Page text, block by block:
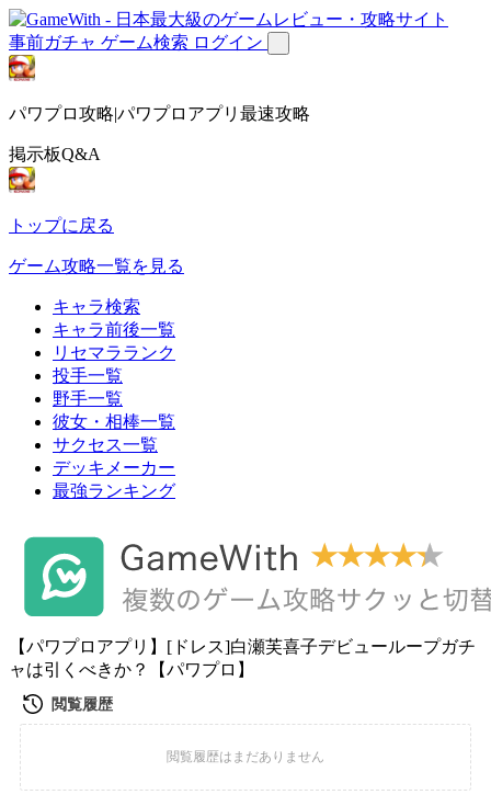
事前ガチャ ゲーム検索 ログイン
パワプロ攻略|パワプロアプリ最速攻略
掲示板Q&A
トップに戻る
ゲーム攻略一覧を見る
キャラ検索
キャラ前後一覧
リセマラランク
投手一覧
野手一覧
彼女・相棒一覧
サクセス一覧
デッキメーカー
最強ランキング
【パワプロアプリ】[ドレス]白瀬芙喜子デビューループガチ
ャは引くべきか？【パワプロ】